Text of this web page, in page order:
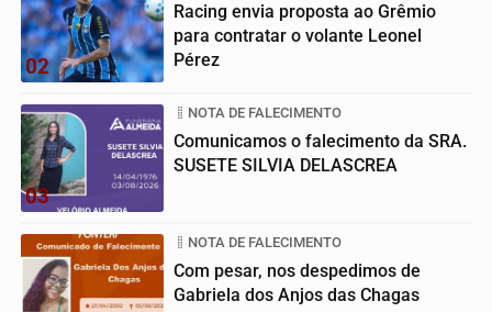
02
Racing envia proposta ao Grêmio
para contratar o volante Leonel
Pérez
03
NOTA DE FALECIMENTO
Comunicamos o falecimento da SRA.
SUSETE SILVIA DELASCREA
NOTA DE FALECIMENTO
Com pesar, nos despedimos de
Gabriela dos Anjos das Chagas